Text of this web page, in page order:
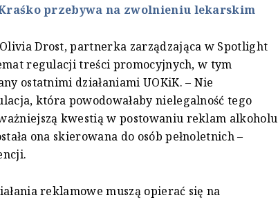
przebywa na zwolnieniu lekarskim
Drost, partnerka zarządzająca w Spotlight
regulacji treści promocyjnych, w tym
ostatnimi działaniami UOKiK. – Nie
która powodowałaby nielegalność tego
kwestią w postowaniu reklam alkoholu
ona skierowana do osób pełnoletnich –
reklamowe muszą opierać się na